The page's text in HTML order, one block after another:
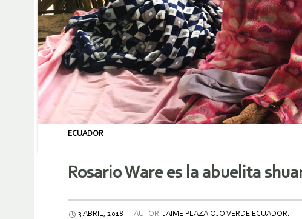
ECUADOR
Rosario Ware es la abuelita
3 ABRIL, 2018 AUTOR: JAIME PLAZA.OJO VERDE ECUADOR.